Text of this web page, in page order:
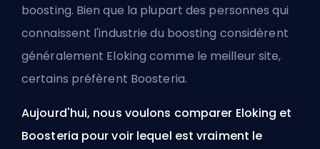
boosting. Bien que la plupart des personnes qui
connaissent l'industrie du boosting considèrent
généralement Eloking comme le meilleur site,
certains préfèrent Boosteria.
Aujourd'hui, nous voulons comparer Eloking et
Boosteria pour voir lequel est vraiment le